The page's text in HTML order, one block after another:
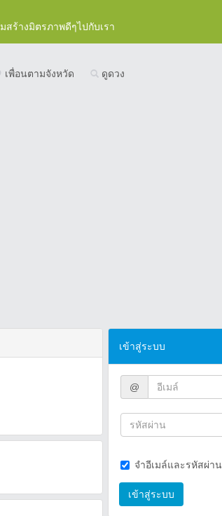
ร้างมิตรภาพดีๆไปกับเรา
เพื่อนตามจังหวัด ดูดวง
เข้าสู่ระบบ
@
จำอีเมล์และรหัสผ่าน
เข้าสู่ระบบ